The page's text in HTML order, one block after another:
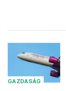
GAZDASÁG